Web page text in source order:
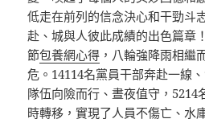
低走在前列的信念決心和干勁斗
赴、城與人彼此成績的出色篇章
節包養網心得 ，八輪強降雨相繼
危。14114名黨員干部奔赴一線
隊伍向險而行、晝夜值守，5214
時轉移，實現了人員不傷亡、水